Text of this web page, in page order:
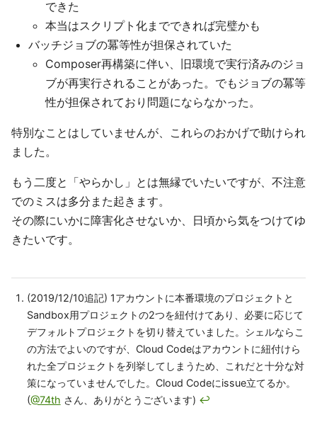
できた
本当はスクリプト化までできれば完璧かも
バッチジョブの冪等性が担保されていた
Composer再構築に伴い、旧環境で実行済みのジョ
ブが再実行されることがあった。でもジョブの冪等
性が担保されており問題にならなかった。
特別なことはしていませんが、これらのおかげで助けられ
ました。
もう二度と「やらかし」とは無縁でいたいですが、不注意
でのミスは多分また起きます。
その際にいかに障害化させないか、日頃から気をつけてゆ
きたいです。
(2019/12/10追記) 1アカウントに本番環境のプロジェクトと
Sandbox用プロジェクトの2つを紐付けてあり、必要に応じて
デフォルトプロジェクトを切り替えていました。シェルならこ
の方法でよいのですが、Cloud Codeはアカウントに紐付けら
れた全プロジェクトを列挙してしまうため、これだと十分な対
策になっていませんでした。Cloud Codeにissue立てるか。
(@74th さん、ありがとうございます) ↩